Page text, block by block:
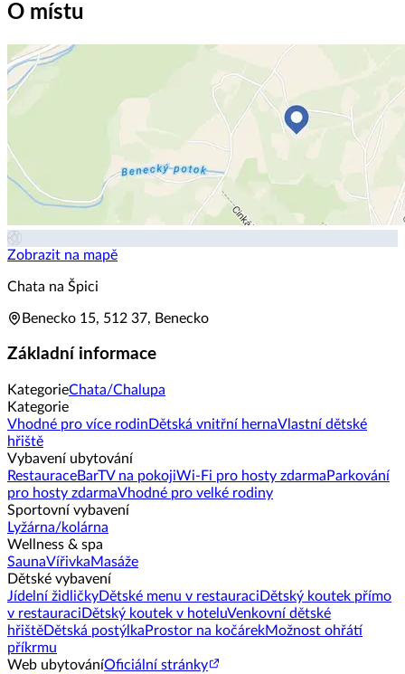
O místu
Zobrazit na mapě
Chata na Špici
Benecko 15, 512 37, Benecko
Základní informace
KategorieChata/Chalupa
Kategorie
Vhodné pro více rodin Dětská vnitřní hernaVlastní dětské
hřiště
Vybavení ubytování
RestauraceBarTV na pokojiWi-Fi pro hosty zdarma Parkování
pro hosty zdarmaVhodné pro velké rodiny
Sportovní vybavení
Lyžárna/kolárna
Wellness & spa
SaunaVířivkaMasáže
Dětské vybavení
Jídelní židličkyDětské menu v restauraci Dětský koutek přímo
v restauraci Dětský koutek v hoteluVenkovní dětské
hřištěDětská postýlka Prostor na kočárekMožnost ohřátí
příkrmu
Web ubytováníOficiální stránky